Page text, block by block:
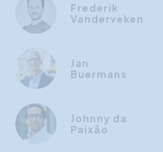
Frederik
Vanderveken
Jan
Buermans
Johnny da
Paixão